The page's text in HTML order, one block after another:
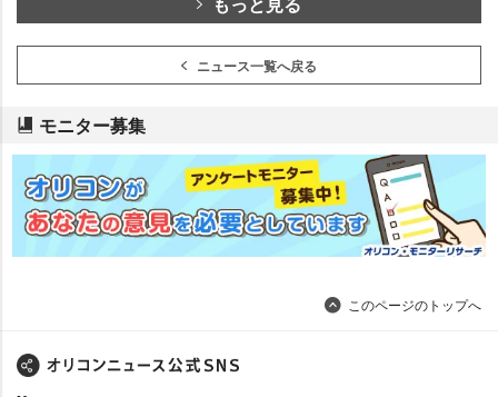
ニュース一覧へ戻る
モニター募集
このページのトップへ